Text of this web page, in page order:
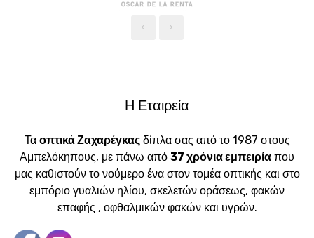
Η Εταιρεία
Τα οπτικά Ζαχαρέγκαςδίπλα σας από το 1987 στους
Αμπελόκηπους, με πάνω από 37 χρόνια εμπειρία που
μας καθιστούν το νούμερο ένα στον τομέα οπτικής και στο
εμπόριο γυαλιών ηλίου, σκελετών οράσεως, φακών
επαφής , οφθαλμικών φακών και υγρών.